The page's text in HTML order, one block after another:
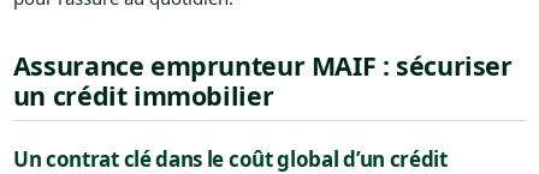
Assurance emprunteur MAIF : sécuriser
un crédit immobilier
Un contrat clé dans le coût global d’un crédit